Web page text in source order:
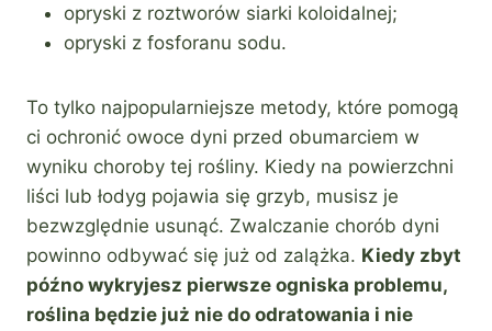
opryski z roztworów siarki koloidalnej;
opryski z fosforanu sodu.
To tylko najpopularniejsze metody, które pomogą
ci ochronić owoce dyni przed obumarciem w
wyniku choroby tej rośliny. Kiedy na powierzchni
liści lub łodyg pojawia się grzyb, musisz je
bezwzględnie usunąć. Zwalczanie chorób dyni
powinno odbywać się już od zalążka. Kiedy zbyt
późno wykryjesz pierwsze ogniska problemu,
roślina będzie już nie do odratowania i nie